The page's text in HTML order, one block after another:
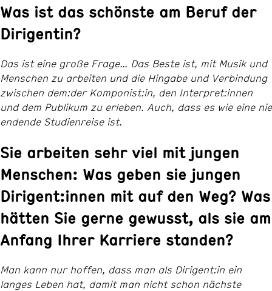
Was ist das schönste am Beruf der
Dirigentin?
Das ist eine große Frage… Das Beste ist, mit Musik und
Menschen zu arbeiten und die Hingabe und Verbindung
zwischen dem:der Komponist:in, den Interpret:innen
und dem Publikum zu erleben. Auch, dass es wie eine nie
endende Studienreise ist.
Sie arbeiten sehr viel mit jungen
Menschen: Was geben sie jungen
Dirigent:innen mit auf den Weg? Was
hätten Sie gerne gewusst, als sie am
Anfang Ihrer Karriere standen?
Man kann nur hoffen, dass man als Dirigent:in ein
langes Leben hat, damit man nicht schon nächste